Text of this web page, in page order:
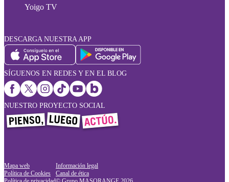
Yoigo TV
DESCARGA NUESTRA APP
SÍGUENOS EN REDES Y EN EL BLOG
NUESTRO PROYECTO SOCIAL
Mapa web
Política de Cookies
Información legal
Canal de ética